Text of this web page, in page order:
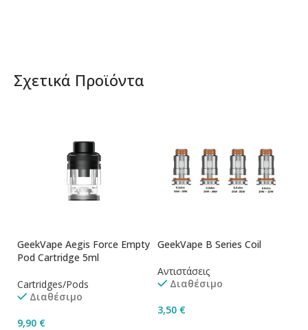
Σχετικά Προϊόντα
GeekVape Aegis Force Empty
Pod Cartridge 5ml
Cartridges/Pods
Διαθέσιμο
9,90 €
GeekVape B Series Coil
Αντιστάσεις
Διαθέσιμο
3,50 €